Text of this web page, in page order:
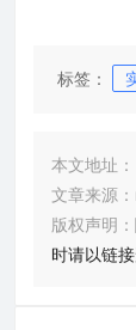
标签：
本文地址：
文章来源：
版权声明：
时请以链